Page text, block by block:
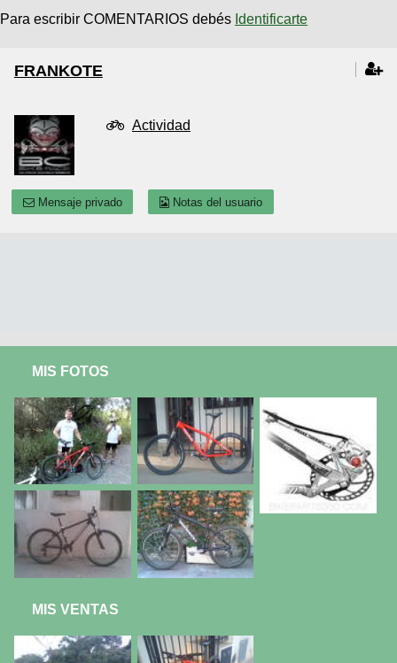
Para escribir COMENTARIOS debés Identificarte
FRANKOTE
Actividad
Mensaje privado Notas del usuario
MIS FOTOS
MIS VENTAS